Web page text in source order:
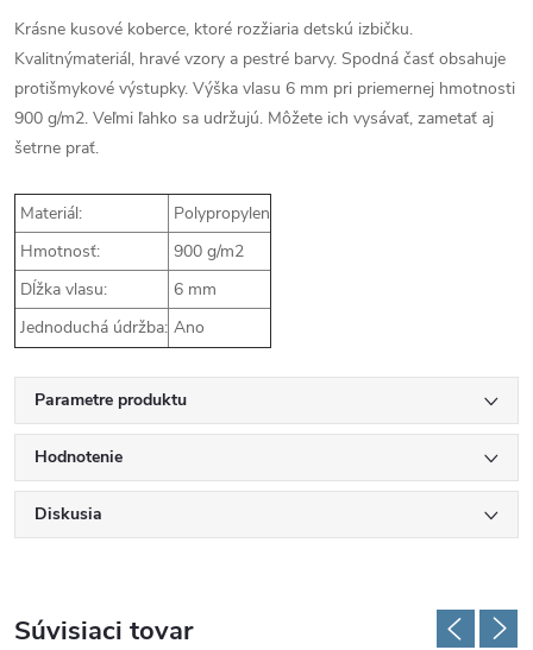
Krásne kusové koberce, ktoré rozžiaria detskú izbičku.
Kvalitnýmateriál, hravé vzory a pestré barvy. Spodná časť obsahuje
protišmykové výstupky. Výška vlasu 6 mm pri priemernej hmotnosti
900 g/m2. Veľmi ľahko sa udržujú. Môžete ich vysávať, zametať aj
šetrne prať.
Materiál:
Polypropylen
Hmotnosť:
900 g/m2
Dĺžka vlasu:
6 mm
Jednoduchá údržba: Ano
Parametre produktu
Hodnotenie
Diskusia
Súvisiaci tovar